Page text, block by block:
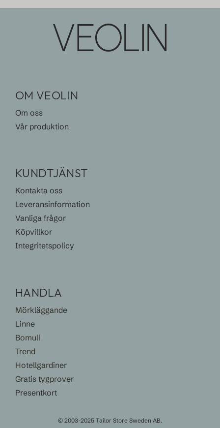
OM VEOLIN
Om oss
Vår produktion
KUNDTJÄNST
Kontakta oss
Leveransinformation
Vanliga frågor
Köpvillkor
Integritetspolicy
HANDLA
Mörkläggande
Linne
Bomull
Trend
Hotellgardiner
Gratis tygprover
Presentkort
© 2003-2025 Tailor Store Sweden AB.